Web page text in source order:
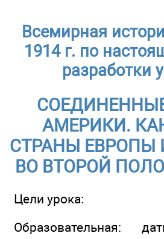
Всемирная
1914 г. по
разработки
АМЕРИКИ.
СТРАНЫ ЕВРОПЫ
ВО ВТОРОЙ
Цели урока:
Образовательная: